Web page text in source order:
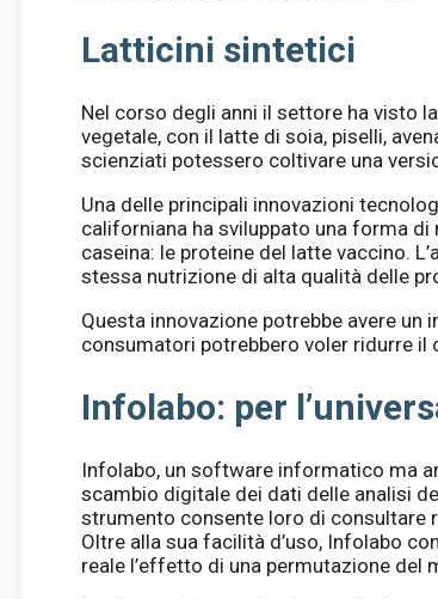
Latticini sintetici
Nel corso degli anni il settore ha visto
vegetale, con il latte di soia, piselli,
scienziati potessero coltivare una
Una delle principali innovazioni
californiana ha sviluppato una forma
caseina: le proteine ​​del latte vaccino.
stessa nutrizione di alta qualità delle
Questa innovazione potrebbe avere
consumatori potrebbero voler ridurre
Infolabo: per
Infolabo, un software informatico ma
scambio digitale dei dati delle analisi
strumento consente loro di consultare
Oltre alla sua facilità d’uso, Infolabo
reale l’effetto di una permutazione del